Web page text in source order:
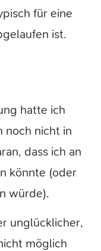
für eine
ist.
hatte ich
noch nicht in
dass ich an
könnte (oder
würde).
unglücklicher,
möglich